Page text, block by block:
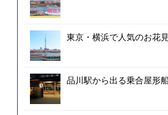
東京・横浜で人気のお花
品川駅から出る乗合屋形